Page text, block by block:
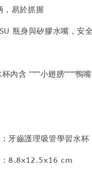
，易於抓握
瓶身與矽膠水嘴，安
內含 """"小翅膀""""鴨
牙齒護理吸管學習水
：8.8x12.5x16 cm